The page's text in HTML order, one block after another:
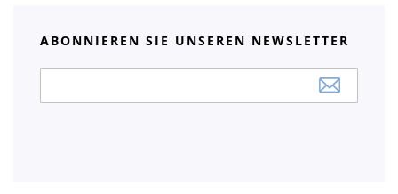
ABONNIEREN SIE UNSEREN NEWSLETTER
Newsletter: